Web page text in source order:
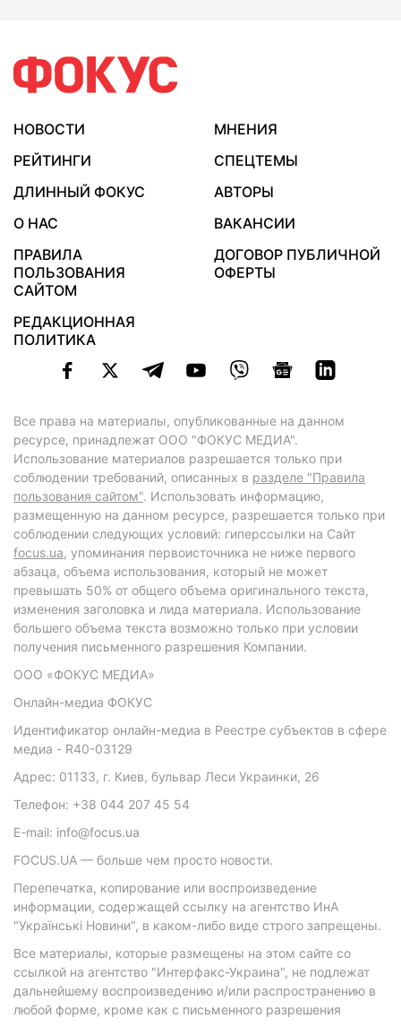
НОВОСТИ
МНЕНИЯ
РЕЙТИНГИ
СПЕЦТЕМЫ
ДЛИННЫЙ ФОКУС
АВТОРЫ
О НАС
ВАКАНСИИ
ПРАВИЛА
ПОЛЬЗОВАНИЯ
САЙТОМ
ДОГОВОР ПУБЛИЧНОЙ
ОФЕРТЫ
РЕДАКЦИОННАЯ
ПОЛИТИКА
Все права на материалы, опубликованные на данном
ресурсе, принадлежат ООО "ФОКУС МЕДИА".
Использование материалов разрешается только при
соблюдении требований, описанных в разделе "Правила
пользования сайтом". Использовать информацию,
размещенную на данном ресурсе, разрешается только при
соблюдении следующих условий: гиперссылки на Сайт
focus.ua, упоминания первоисточника не ниже первого
абзаца, объема использования, который не может
превышать 50% от общего объема оригинального текста,
изменения заголовка и лида материала. Использование
большего объема текста возможно только при условии
получения письменного разрешения Компании.
ООО «ФОКУС МЕДИА»
Онлайн-медиа ФОКУС
Идентификатор онлайн-медиа в Реестре субъектов в сфере
медиа - R40-03129
Адрес: 01133, г. Киев, бульвар Леси Украинки, 26
Телефон: +38 044 207 45 54
E-mail: info@focus.ua
FOCUS.UA — больше чем просто новости.
Перепечатка, копирование или воспроизведение
информации, содержащей ссылку на агентство ИнА
"Українські Новини", в каком-либо виде строго запрещены.
Все материалы, которые размещены на этом сайте со
ссылкой на агентство "Интерфакс-Украина", не подлежат
дальнейшему воспроизведению и/или распространению в
любой форме, кроме как с письменного разрешения